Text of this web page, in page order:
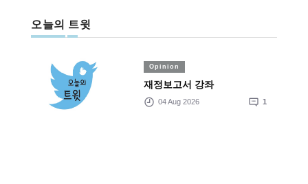
오늘의 트윗
Opinion
재정보고서 강좌
04 Aug 2026 1